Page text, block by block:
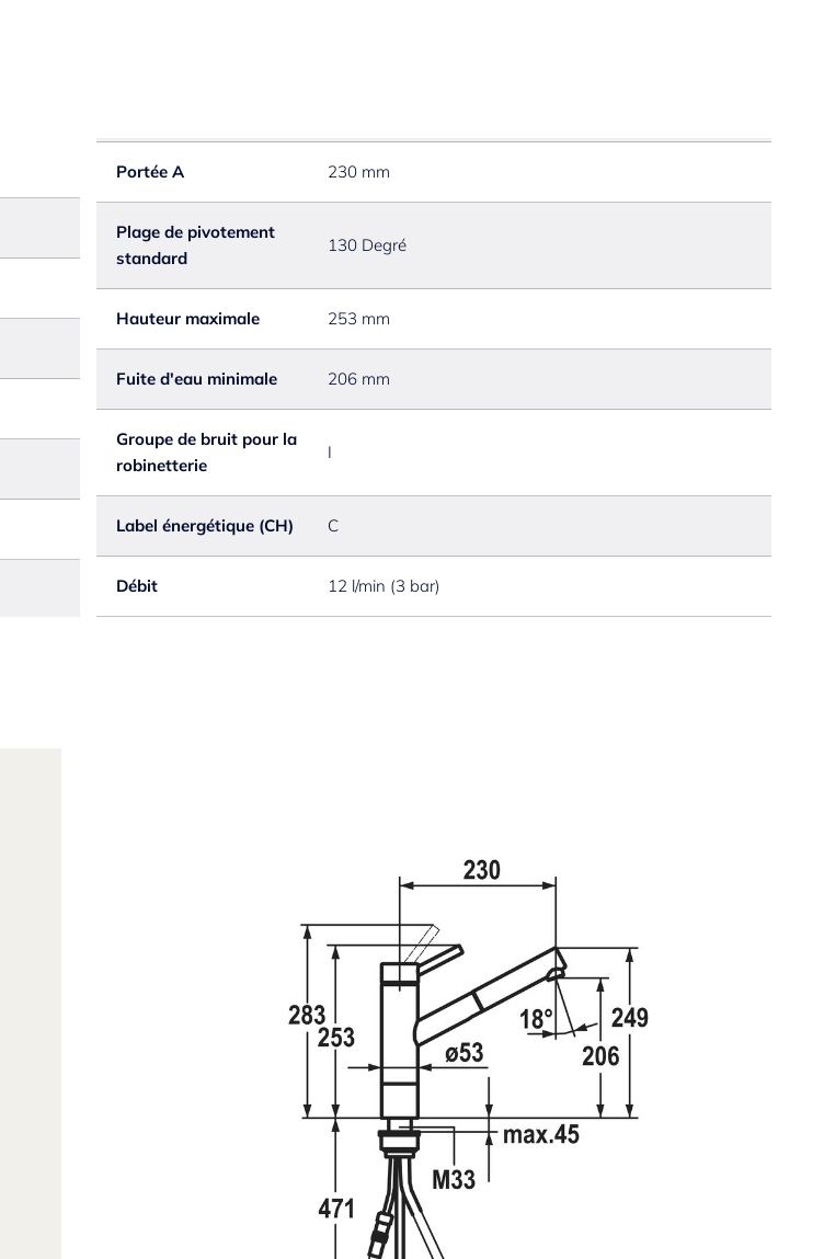
Portée A 230 mm
Plage de pivotement
standard
130 Degré
Hauteur maximale 253 mm
Fuite d'eau minimale 206 mm
Groupe de bruit pour la
robinetterie
I
Label énergétique (CH) C
Débit 12 l/min (3 bar)